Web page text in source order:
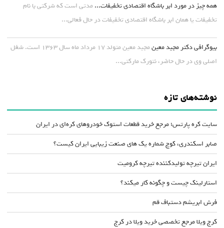
همه چیز در مورد ابر باشگاه اقتصادی تخفیفات... مدتی است که شرکتی با نام
تخفیفات یا همان ابر باشگاه اقتصادی تخفیفات در حال فعالی...
بیوگرافی دکتر مجید معین
مجید معین متولد ۱۷ مرداد ماه سال ۱۳۶۳ است. شغل
اصلی وی در حال حاضر، نتورک مارکتی...
نوشته‌های تازه
سایت کره پارتس؛ مرجع خرید قطعات استوک خودروهای کره‌ای در ایران
صابر اسکندری، کوچ شماره یک های صنعت زیبایی ایران کیست؟
ایران تیرچه تولیدکننده تیرچه کرومیت
استارلینک چیست و چگونه کار میکند؟
فرش ابریشم دستباف قم
کرج ویلا مرجع تخصصی خرید ویلا در کرج